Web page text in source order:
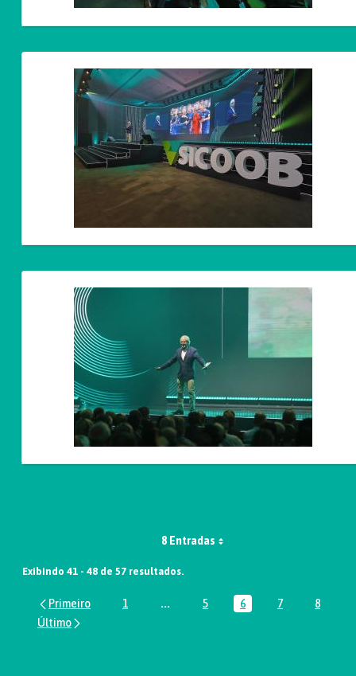
8 Entradas
Exibindo 41 - 48 de 57 resultados.
Página
1 ...Páginas intermediárias Usar ABA
Página
5 Página
6 Página
7 Página
8